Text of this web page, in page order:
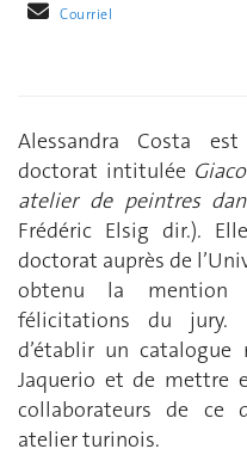
Courriel
Alessandra Costa
doctorat intitulée
atelier de peintres
Frédéric Elsig dir.).
doctorat auprès de
obtenu la mention
félicitations du jury.
d’établir un
Jaquerio et de mettre
collaborateurs de ce
atelier turinois.